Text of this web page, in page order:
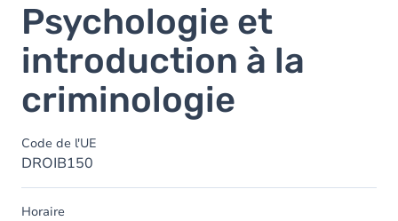
Psychologie et
introduction à la
criminologie
Code de l'UE
DROIB150
Horaire